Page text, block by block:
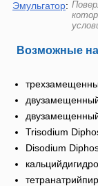
Эмульгатор:
Возможные
Trisodium
Disodium